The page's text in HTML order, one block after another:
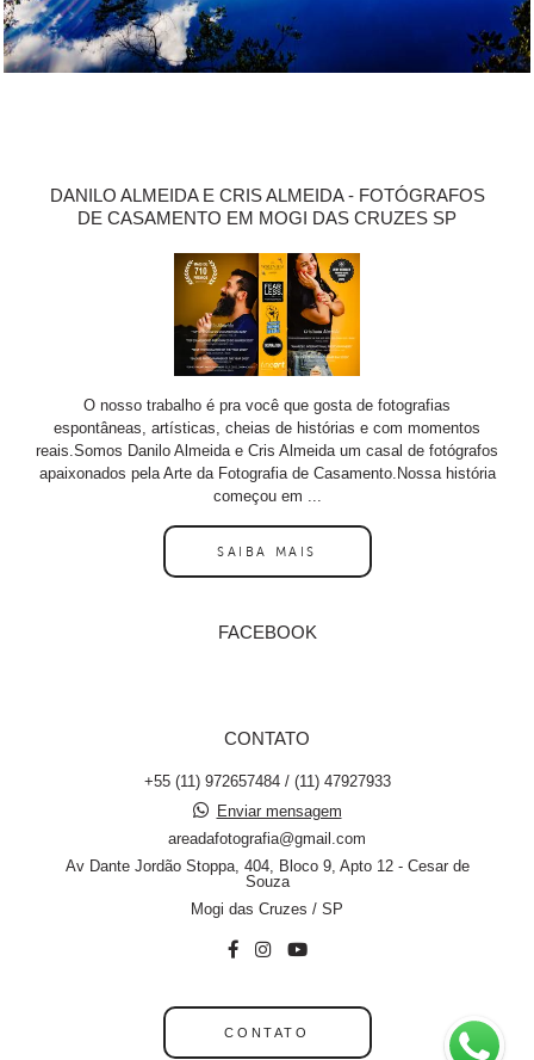
DANILO ALMEIDA E CRIS ALMEIDA - FOTÓGRAFOS
DE CASAMENTO EM MOGI DAS CRUZES SP
O nosso trabalho é pra você que gosta de fotografias
espontâneas, artísticas, cheias de histórias e com momentos
reais.Somos Danilo Almeida e Cris Almeida um casal de fotógrafos
apaixonados pela Arte da Fotografia de Casamento.Nossa história
começou em ...
SAIBA MAIS
FACEBOOK
CONTATO
+55 (11) 972657484 / (11) 47927933
Enviar mensagem
areadafotografia@gmail.com
Av Dante Jordão Stoppa, 404, Bloco 9, Apto 12 - Cesar de
Souza
Mogi das Cruzes / SP
CONTATO